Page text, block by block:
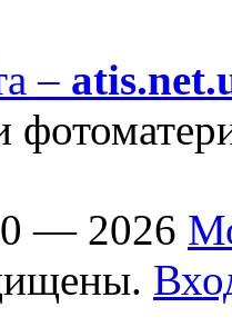
–
— 2026